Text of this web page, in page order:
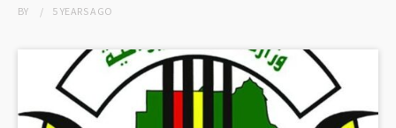
BY 5 YEARSAGO